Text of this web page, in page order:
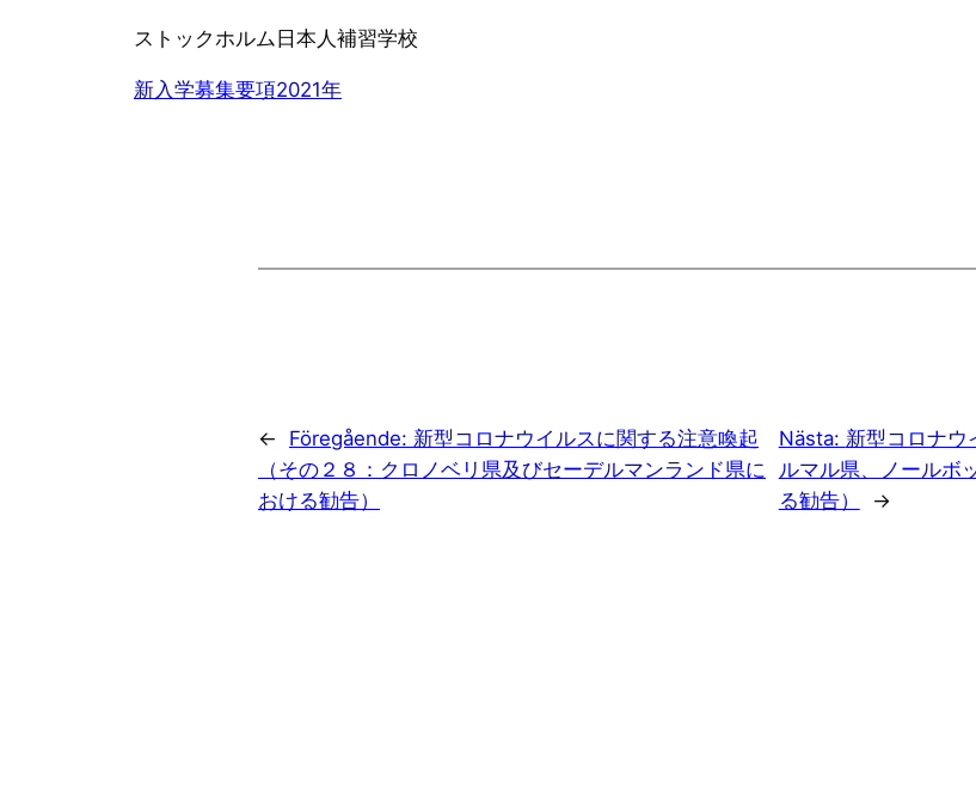
ストックホルム日本人補習学校
新入学募集要項2021年
← Föregående: 新型コロナウイルスに関する注意喚起
（その２８：クロノベリ県及びセーデルマンランド県に
おける勧告）
Nästa: 新型コロナウ
ルマル県、ノールボ
る勧告）
→